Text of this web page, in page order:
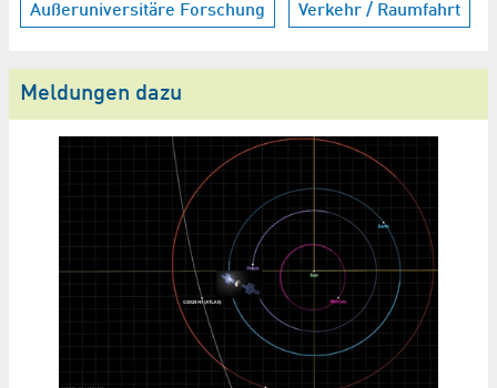
Außeruniversitäre Forschung Verkehr / Raumfahrt
Meldungen dazu